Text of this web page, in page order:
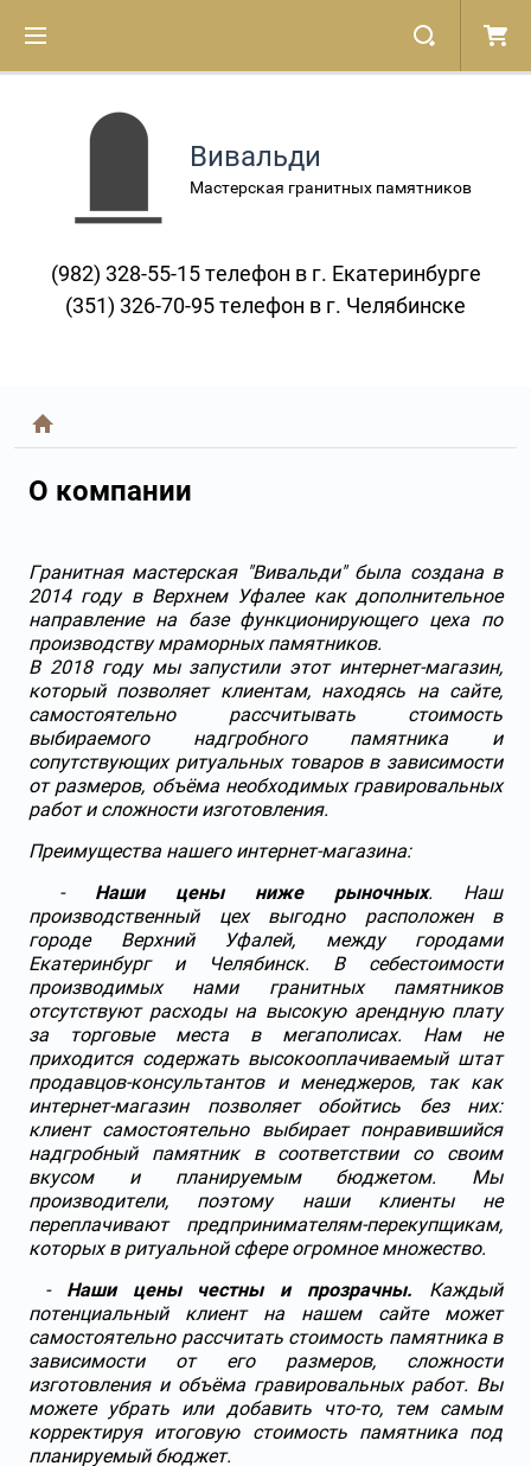
Вивальди
Мастерская гранитных памятников
(982) 328-55-15 телефон в г. Екатеринбурге
(351) 326-70-95 телефон в г. Челябинске
О компании
Гранитная мастерская "Вивальди" была создана в
2014 году в Верхнем Уфалее как дополнительное
направление на базе функционирующего цеха по
производству мраморных памятников.
В 2018 году мы запустили этот интернет-магазин,
который позволяет клиентам, находясь на сайте,
самостоятельно рассчитывать стоимость
выбираемого надгробного памятника и
сопутствующих ритуальных товаров в зависимости
от размеров, объёма необходимых гравировальных
работ и сложности изготовления.
Преимущества нашего интернет-магазина:
- Наши цены ниже рыночных. Наш
производственный цех выгодно расположен в
городе Верхний Уфалей, между городами
Екатеринбург и Челябинск. В себестоимости
производимых нами гранитных памятников
отсутствуют расходы на высокую арендную плату
за торговые места в мегаполисах. Нам не
приходится содержать высокооплачиваемый штат
продавцов-консультантов и менеджеров, так как
интернет-магазин позволяет обойтись без них:
клиент самостоятельно выбирает понравившийся
надгробный памятник в соответствии со своим
вкусом и планируемым бюджетом. Мы
производители, поэтому наши клиенты не
переплачивают предпринимателям-перекупщикам,
которых в ритуальной сфере огромное множество.
- Наши цены честны и прозрачны. Каждый
потенциальный клиент на нашем сайте может
самостоятельно рассчитать стоимость памятника в
зависимости от его размеров, сложности
изготовления и объёма гравировальных работ. Вы
можете убрать или добавить что-то, тем самым
корректируя итоговую стоимость памятника под
планируемый бюджет.